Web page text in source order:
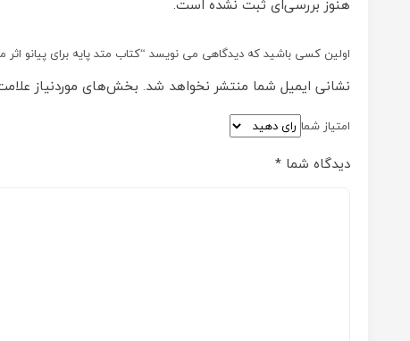
اولین کسی باشید که دیدگاهی می نویسد “کتاب متد پایه برای پیانو
نشانی ایمیل شما منتشر نخواهد شد. بخش‌های موردنیاز
امتیاز شما
دیدگاه شما *